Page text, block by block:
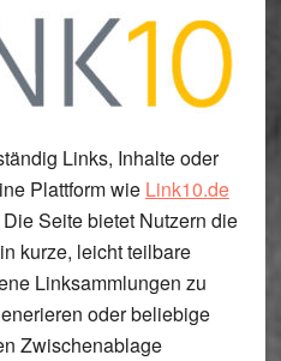
Links, Inhalte oder
Plattform wie Link10.de
Seite bietet Nutzern die
kurze, leicht teilbare
Linksammlungen zu
oder beliebige
Zwischenablage